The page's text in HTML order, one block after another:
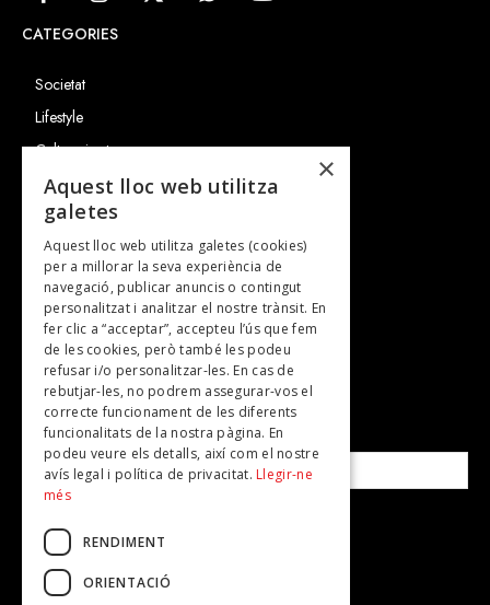
CATEGORIES
Societat
Lifestyle
Cultura i art
Entrevistes
Gastronomia
TV
Plans per fer
Revistes
SUBSCRIU-TE A LA NOSTRA NEWSLETTER!
Correu electrònic*
Accepto lapolítica de privacitat
×
Aquest lloc web utilitza
galetes
Aquest lloc web utilitza galetes (cookies)
per a millorar la seva experiència de
navegació, publicar anuncis o contingut
personalitzat i analitzar el nostre trànsit. En
fer clic a “acceptar”, accepteu l’ús que fem
de les cookies, però també les podeu
refusar i/o personalitzar-les. En cas de
rebutjar-les, no podrem assegurar-vos el
correcte funcionament de les diferents
funcionalitats de la nostra pàgina. En
podeu veure els detalls, així com el nostre
avís legal i política de privacitat. Llegir-ne
més
RENDIMENT
ORIENTACIÓ